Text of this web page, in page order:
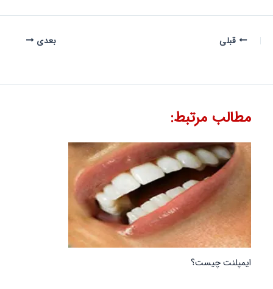
قبلی بعدی
مطالب مرتبط:
ایمپلنت چیست؟